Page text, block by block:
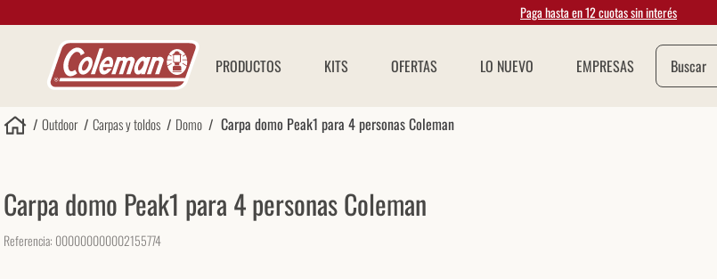
Paga hasta en 12 cuotas sin interés
PRODUCTOS KITS OFERTAS LO NUEVO EMPRESAS
Buscar
Outdoor Carpas y toldos Domo Carpa domo Peak1 para 4 personas Coleman
Carpa domo Peak1 para 4 personas Coleman
Referencia: 000000000002155774